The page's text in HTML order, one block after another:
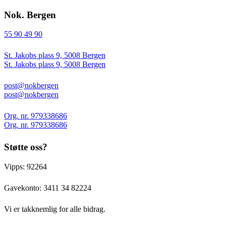
Nok. Bergen
55 90 49 90
St. Jakobs plass 9, 5008 Bergen
St. Jakobs plass 9, 5008 Bergen
post@nokbergen
post@nokbergen
Org. nr. 979338686
Org. nr. 979338686
Støtte oss?
Vipps: 92264
Gavekonto: 3411 34 82224
Vi er takknemlig for alle bidrag.